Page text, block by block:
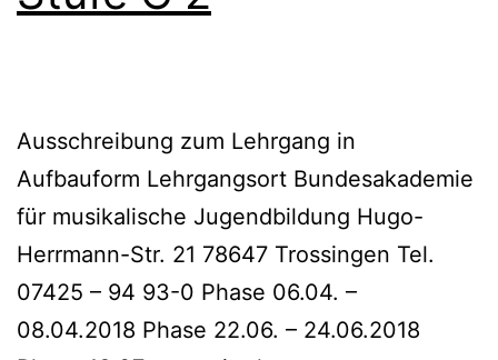
Ausschreibung zum Lehrgang in
Aufbauform Lehrgangsort Bundesakademie
für musikalische Jugendbildung Hugo-
Herrmann-Str. 21 78647 Trossingen Tel.
07425 – 94 93-0 Phase 06.04. –
08.04.2018 Phase 22.06. – 24.06.2018